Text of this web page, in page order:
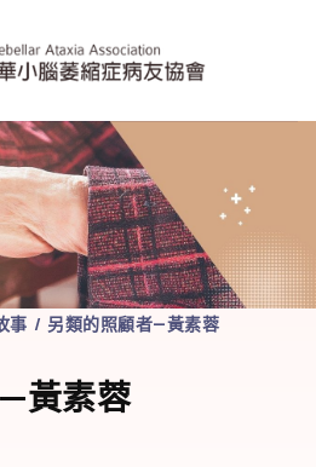
事 另類的照顧者—黃素蓉
黃素蓉